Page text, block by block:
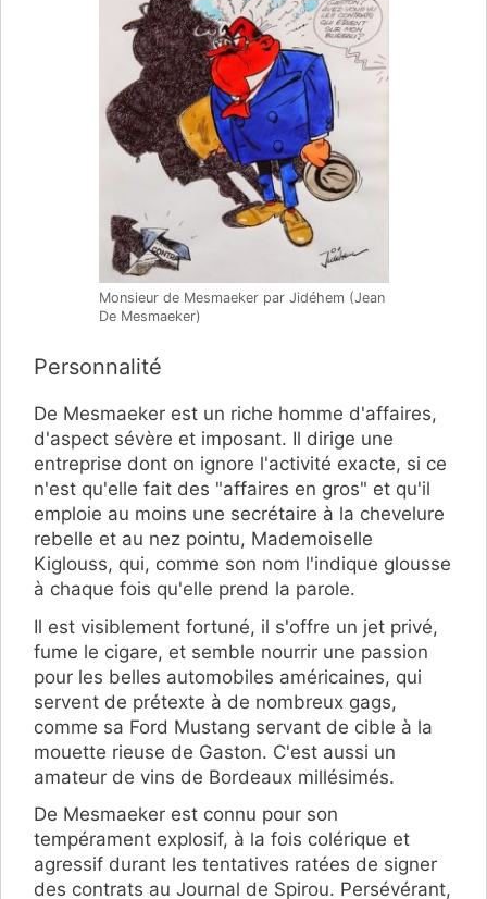
Monsieur de Mesmaeker par Jidéhem (Jean
De Mesmaeker)
Personnalité
De Mesmaeker est un riche homme d'affaires,
d'aspect sévère et imposant. Il dirige une
entreprise dont on ignore l'activité exacte, si ce
n'est qu'elle fait des "affaires en gros" et qu'il
emploie au moins une secrétaire à la chevelure
rebelle et au nez pointu, Mademoiselle
Kiglouss, qui, comme son nom l'indique glousse
à chaque fois qu'elle prend la parole.
Il est visiblement fortuné, il s'offre un jet privé,
fume le cigare, et semble nourrir une passion
pour les belles automobiles américaines, qui
servent de prétexte à de nombreux gags,
comme sa Ford Mustang servant de cible à la
mouette rieuse de Gaston. C'est aussi un
amateur de vins de Bordeaux millésimés.
De Mesmaeker est connu pour son
tempérament explosif, à la fois colérique et
agressif durant les tentatives ratées de signer
des contrats au Journal de Spirou. Persévérant,